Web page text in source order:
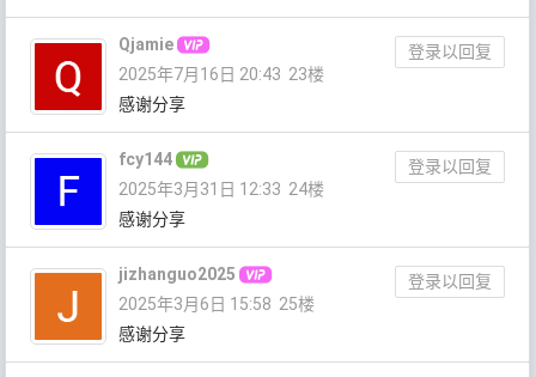
Qjamie
登录以回复
2025年7月16日 20:43 23楼
感谢分享
fcy144
登录以回复
2025年3月31日 12:33 24楼
感谢分享
jizhanguo2025
登录以回复
2025年3月6日 15:58 25楼
感谢分享